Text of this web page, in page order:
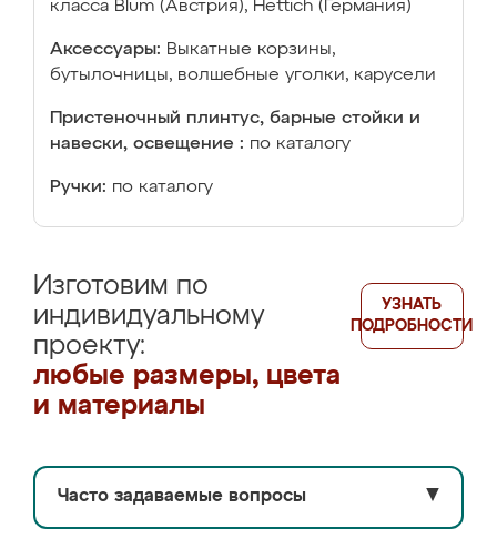
класса Blum (Австрия), Hettich (Германия)
Аксессуары: Выкатные корзины,
бутылочницы, волшебные уголки, карусели
Пристеночный плинтус, барные стойки и
навески, освещение : по каталогу
Ручки: по каталогу
Изготовим по
индивидуальному
проекту:
любые размеры, цвета
и материалы
УЗНАТЬ
ПОДРОБНОСТИ
Часто задаваемые вопросы ▼